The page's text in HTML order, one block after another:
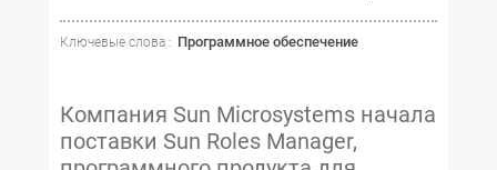
Ключевые слова : Программное обеспечение
Компания Sun Microsystems начала
поставки Sun Roles Manager,